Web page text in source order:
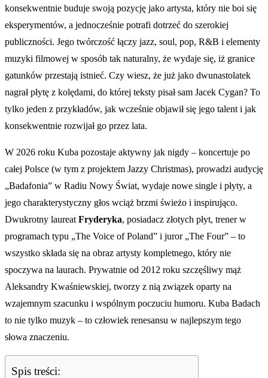
konsekwentnie buduje swoją pozycję jako artysta, który nie boi się
eksperymentów, a jednocześnie potrafi dotrzeć do szerokiej
publiczności. Jego twórczość łączy jazz, soul, pop, R&B i elementy
muzyki filmowej w sposób tak naturalny, że wydaje się, iż granice
gatunków przestają istnieć. Czy wiesz, że już jako dwunastolatek
nagrał płytę z kolędami, do której teksty pisał sam Jacek Cygan? To
tylko jeden z przykładów, jak wcześnie objawił się jego talent i jak
konsekwentnie rozwijał go przez lata.
W 2026 roku Kuba pozostaje aktywny jak nigdy – koncertuje po
całej Polsce (w tym z projektem Jazzy Christmas), prowadzi audycję
„Badafonia” w Radiu Nowy Świat, wydaje nowe single i płyty, a
jego charakterystyczny głos wciąż brzmi świeżo i inspirująco.
Dwukrotny laureat Fryderyka, posiadacz złotych płyt, trener w
programach typu „The Voice of Poland” i juror „The Four” – to
wszystko składa się na obraz artysty kompletnego, który nie
spoczywa na laurach. Prywatnie od 2012 roku szczęśliwy mąż
Aleksandry Kwaśniewskiej, tworzy z nią związek oparty na
wzajemnym szacunku i wspólnym poczuciu humoru. Kuba Badach
to nie tylko muzyk – to człowiek renesansu w najlepszym tego
słowa znaczeniu.
Spis treści: